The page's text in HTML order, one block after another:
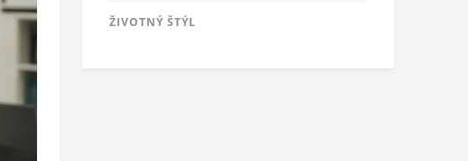
ŽIVOTNÝ ŠTÝL